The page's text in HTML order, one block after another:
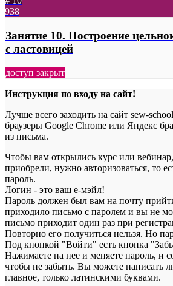
938
Занятие 10. Построение
с ластовицей
доступ закрыт
Инструкция по входу на сайт!
Лучше всего заходить на сайт sew-
браузеры Google Chrome или Яндекс
из письма.
Чтобы вам открылись курс или
приобрели, нужно авторизоваться, то
пароль.
Логин - это ваш е-мэйл!
Пароль должен был вам на почту
приходило письмо с паролем и вы не
письмо приходит один раз при
Повторно его получиться нельзя. Но
Под кнопкой "Войти" есть кнопка
Нажимаете на нее и меняете пароль, и
чтобы не забыть. Вы можете написать
главное, только латинскими буквами.